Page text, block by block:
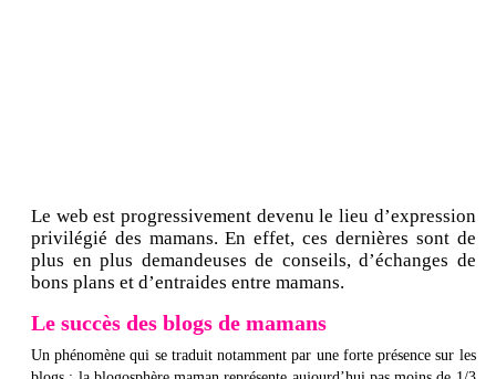
Le web est progressivement devenu le lieu d’expression
privilégié des mamans. En effet, ces dernières sont de
plus en plus demandeuses de conseils, d’échanges de
bons plans et d’entraides entre mamans.
Le succès des blogs de mamans
Un phénomène qui se traduit notamment par une forte présence sur les